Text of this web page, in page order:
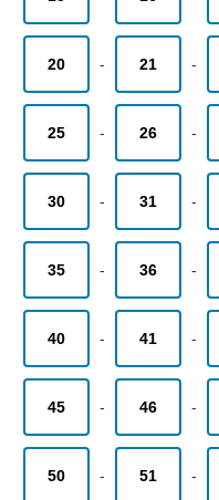
20 - 21 -
25 - 26 -
30 - 31 -
35 - 36 -
40 - 41 -
45 - 46 -
50 - 51 -